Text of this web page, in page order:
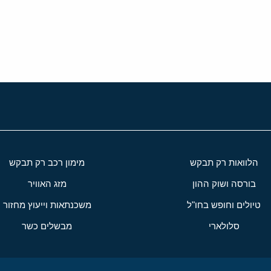
הלוואות רק תבקש מימון רכב רק תבקש
בורסה ושוק ההון מזג האוויר
טיולים וחופש בחו"ל משכנתאות וייעוץ מחזור
סלולארי מבשלים כשר